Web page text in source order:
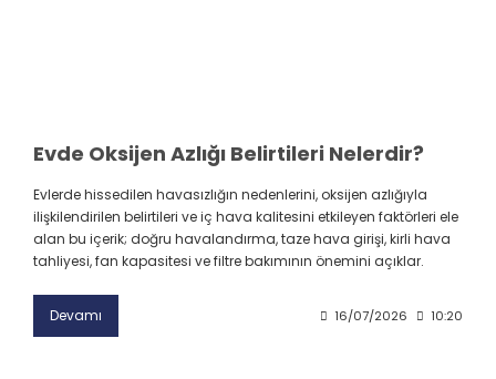
Evde Oksijen Azlığı Belirtileri Nelerdir?
Evlerde hissedilen havasızlığın nedenlerini, oksijen azlığıyla
ilişkilendirilen belirtileri ve iç hava kalitesini etkileyen faktörleri ele
alan bu içerik; doğru havalandırma, taze hava girişi, kirli hava
tahliyesi, fan kapasitesi ve filtre bakımının önemini açıklar.
Devamı 16/07/2026 10:20